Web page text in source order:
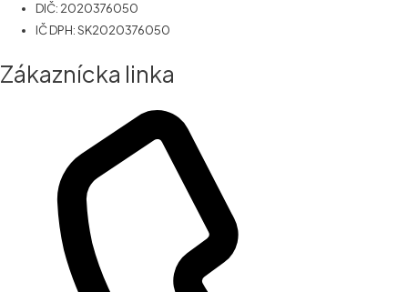
DIČ: 2020376050
IČ DPH: SK2020376050
Zákaznícka linka